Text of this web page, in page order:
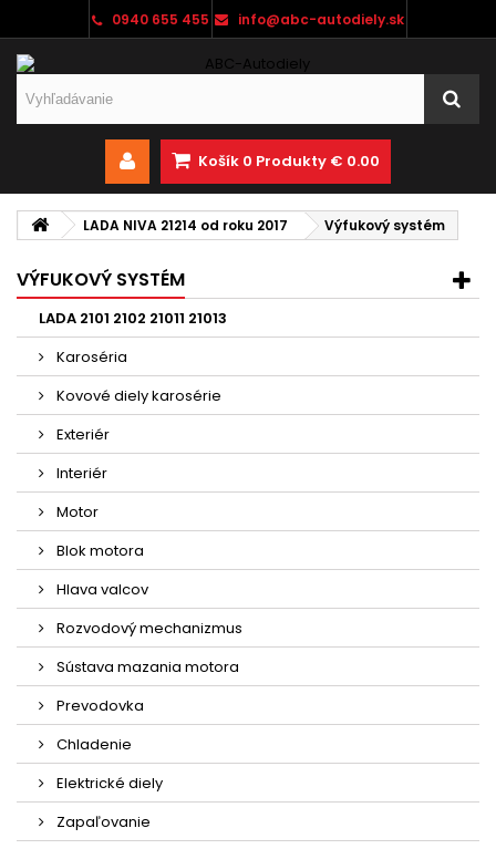
0940 655 455 info@abc-autodiely.sk
Košík 0 Produkty € 0.00
LADA NIVA 21214 od roku 2017 Výfukový systém
VÝFUKOVÝ SYSTÉM
LADA 2101 2102 21011 21013
Karoséria
Kovové diely karosérie
Exteriér
Interiér
Motor
Blok motora
Hlava valcov
Rozvodový mechanizmus
Sústava mazania motora
Prevodovka
Chladenie
Elektrické diely
Zapaľovanie